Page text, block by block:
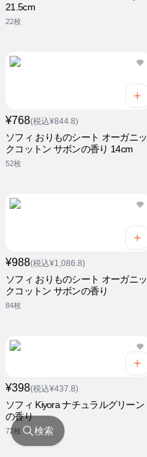
21.5cm
22枚
¥768(税込¥844.8)
ソフィ おりものシート オーガニッ
クコットン サボンの香り 14cm
52枚
¥988(税込¥1,086.8)
ソフィ おりものシート オーガニッ
クコットン サボンの香り
84枚
¥398(税込¥437.8)
ソフィ Kiyora ナチュラルグリーン
の香り
72枚 検索